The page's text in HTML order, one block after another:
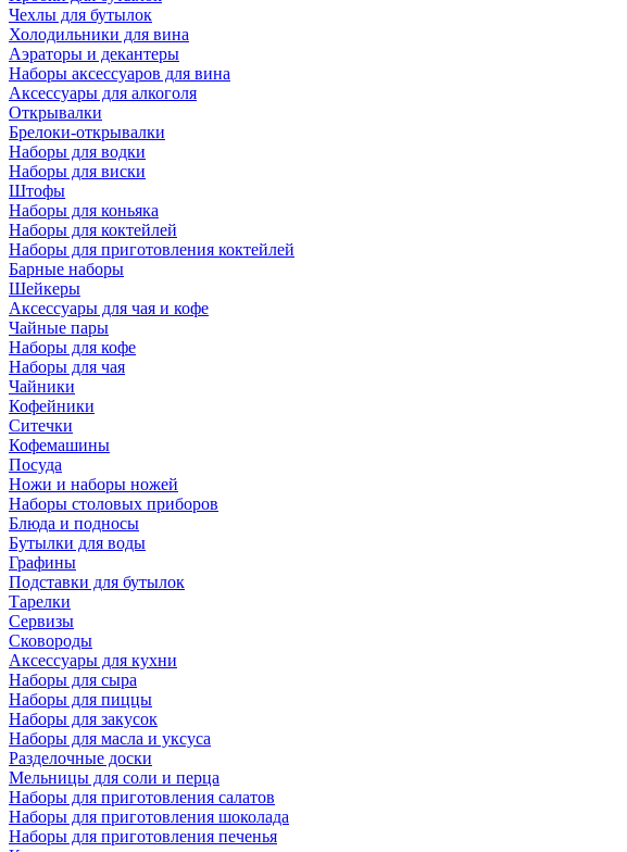
Чехлы для бутылок
Холодильники для вина
Аэраторы и декантеры
Наборы аксессуаров для вина
Аксессуары для алкоголя
Открывалки
Брелоки-открывалки
Наборы для водки
Наборы для виски
Штофы
Наборы для коньяка
Наборы для коктейлей
Наборы для приготовления коктейлей
Барные наборы
Шейкеры
Аксессуары для чая и кофе
Чайные пары
Наборы для кофе
Наборы для чая
Чайники
Кофейники
Ситечки
Кофемашины
Посуда
Ножи и наборы ножей
Наборы столовых приборов
Блюда и подносы
Бутылки для воды
Графины
Подставки для бутылок
Тарелки
Сервизы
Сковороды
Аксессуары для кухни
Наборы для сыра
Наборы для пиццы
Наборы для закусок
Наборы для масла и уксуса
Разделочные доски
Мельницы для соли и перца
Наборы для приготовления салатов
Наборы для приготовления шоколада
Наборы для приготовления печенья